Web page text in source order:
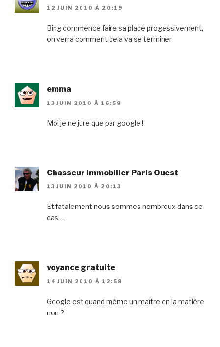
12 JUIN 2010 À 20:19
Bing commence faire sa place progessivement,
on verra comment cela va se terminer
emma
13 JUIN 2010 À 16:58
Moi je ne jure que par google !
Chasseur Immobilier Paris Ouest
13 JUIN 2010 À 20:13
Et fatalement nous sommes nombreux dans ce
cas…
voyance gratuite
14 JUIN 2010 À 12:58
Google est quand même un maître en la matière
non ?